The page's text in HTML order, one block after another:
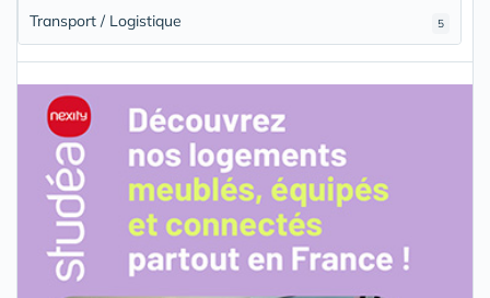
5
Transport / Logistique